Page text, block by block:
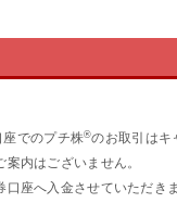
でのプチ株®のお取引はキ
内はございません。
口座へ入金させていただき